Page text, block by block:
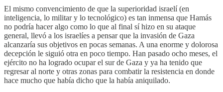
El mismo convencimiento de que la superioridad israelí (en
inteligencia, lo militar y lo tecnológico) es tan inmensa que Hamás
no podría hacer algo como lo que al final sí hizo en su ataque
general, llevó a los israelíes a pensar que la invasión de Gaza
alcanzaría sus objetivos en pocas semanas. A una enorme y dolorosa
decepción le siguió otra en poco tiempo. Han pasado ocho meses, el
ejército no ha logrado ocupar el sur de Gaza y ya ha tenido que
regresar al norte y otras zonas para combatir la resistencia en donde
hace mucho que había dicho que la había aniquilado.